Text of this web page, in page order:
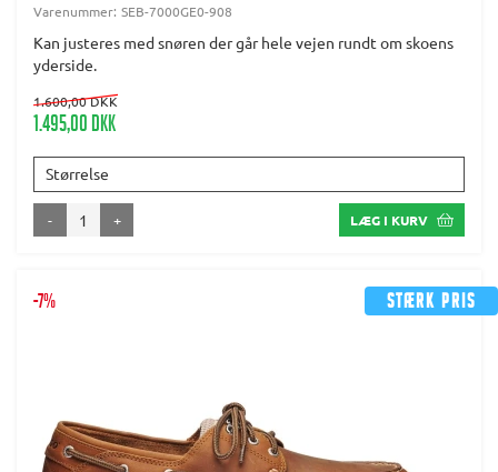
Varenummer: SEB-7000GE0-908
Kan justeres med snøren der går hele vejen rundt om skoens
yderside.
1.600,00 DKK
1.495,00 DKK
Størrelse
- + LÆG I KURV
Stærk pris
-7%